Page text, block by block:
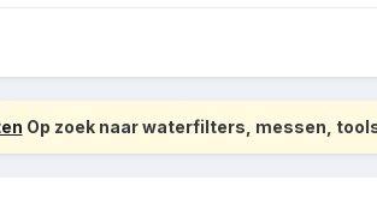
Op zoek naar waterfilters, messen,